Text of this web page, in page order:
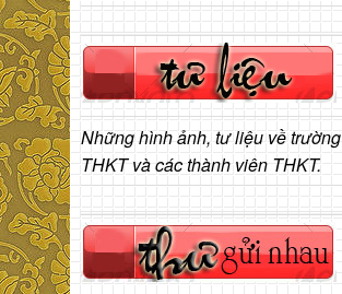
Những hình ảnh, tư liệu về trường
THKT và các thành viên THKT.